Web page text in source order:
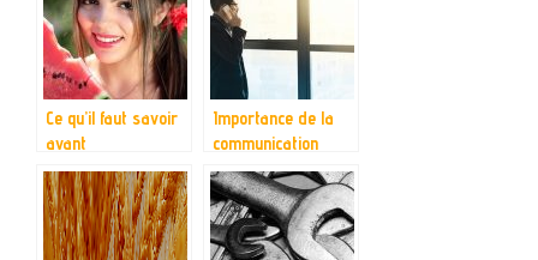
Ce qu’il faut savoir
avant
d’entreprendre
dans le commerce
de bouches
Importance de la
communication
d’entreprise